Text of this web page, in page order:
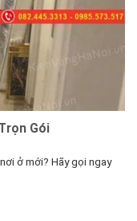
Gói
ở mới? Hãy gọi ngay